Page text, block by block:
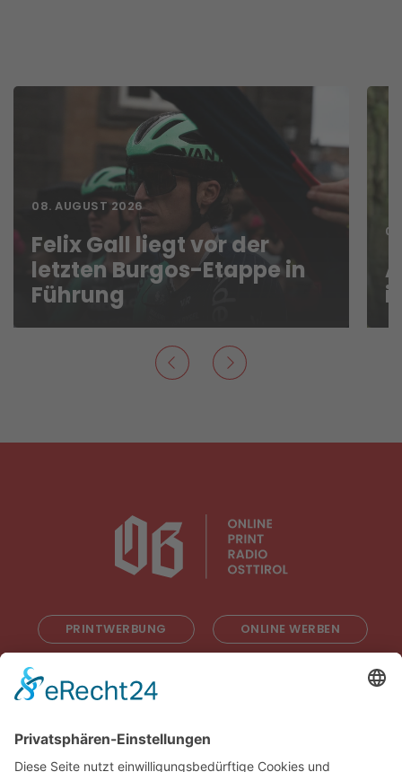
08. AUGUST 2026
Felix Gall liegt vor der
letzten Burgos-Etappe in
Führung
PRINTWERBUNG ONLINE WERBEN